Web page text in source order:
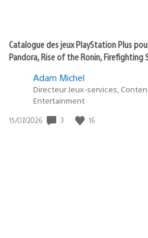
Catalogue des jeux PlayStation Plus
Pandora, Rise of the Ronin,
Adam Michel
Directeur Jeux-services,
Entertainment
Date
15/07/2026 3 16